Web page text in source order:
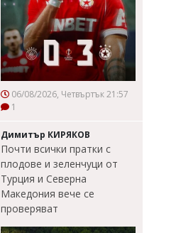
06/08/2026, Четвъртък 21:57
1
Димитър КИРЯКОВ
Почти всички пратки с
плодове и зеленчуци от
Турция и Северна
Македония вече се
проверяват